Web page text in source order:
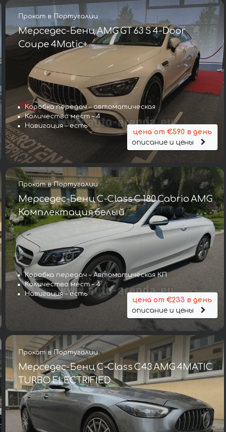
Прокат в Португалии
Мерседес-Бенц AMG GT 63 S 4-Door
Coupe 4Matic+
Коробка передач – автоматическая
Количество мест – 4
Навигация – есть
цена от €590 в день
описание и цены
Прокат в Португалии
Мерседес-Бенц C-Class C 180 Cabrio AMG
Комплектация белый
Коробка передач – Автоматическая КП
Количество мест – 4
Навигация – есть
цена от €233 в день
описание и цены
Прокат в Португалии
Мерседес-Бенц C-Class C43 AMG 4MATIC
TURBO ELECTRIFIED